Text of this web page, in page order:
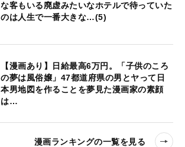
な客もいる廃虚みたいなホテルで待っていた
のは人生で一番大きな…(5)
【漫画あり】日給最高6万円。「子供のころ
の夢は風俗嬢」47都道府県の男とヤって日
本男地図を作ることを夢見た漫画家の素顔
は…
漫画ランキングの一覧を見る